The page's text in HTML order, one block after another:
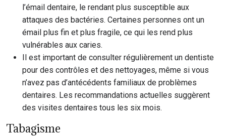
l’émail dentaire, le rendant plus susceptible aux
attaques des bactéries. Certaines personnes ont un
émail plus fin et plus fragile, ce qui les rend plus
vulnérables aux caries.
Il est important de consulter régulièrement un dentiste
pour des contrôles et des nettoyages, même si vous
n’avez pas d’antécédents familiaux de problèmes
dentaires. Les recommandations actuelles suggèrent
des visites dentaires tous les six mois.
Tabagisme